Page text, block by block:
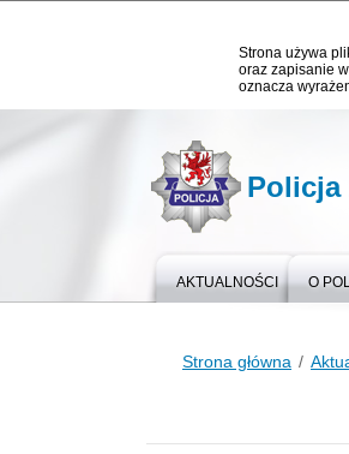
Strona używa
oraz zapisanie
oznacza
Policja
AKTUALNOŚCI O
Strona główna